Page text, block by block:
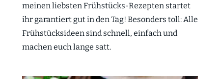
meinen liebsten Frühstücks-Rezepten startet
ihr garantiert gut in den Tag! Besonders toll: Alle
Frühstücksideen sind schnell, einfach und
machen euch lange satt.